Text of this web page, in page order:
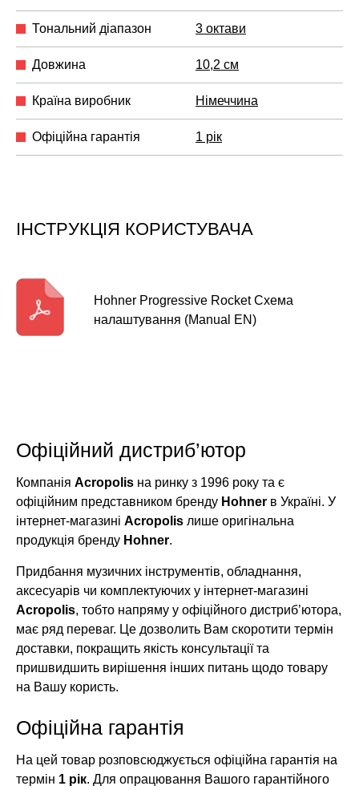
Тональний діапазон 3 октави
Довжина 10,2 см
Країна виробник Німеччина
Офіційна гарантія 1 рік
ІНСТРУКЦІЯ КОРИСТУВАЧА
Hohner Progressive Rocket Схема
налаштування (Manual EN)
Офіційний дистриб’ютор
Компанія Acropolis на ринку з 1996 року та є
офіційним представником бренду Hohner в Україні. У
інтернет-магазині Acropolis лише оригінальна
продукція бренду Hohner.
Придбання музичних інструментів, обладнання,
аксесуарів чи комплектуючих у інтернет-магазині
Acropolis, тобто напряму у офіційного дистриб’ютора,
має ряд переваг. Це дозволить Вам скоротити термін
доставки, покращить якість консультації та
пришвидшить вирішення інших питань щодо товару
на Вашу користь.
Офіційна гарантія
На цей товар розповсюджується офіційна гарантія на
термін 1 рік. Для опрацювання Вашого гарантійного